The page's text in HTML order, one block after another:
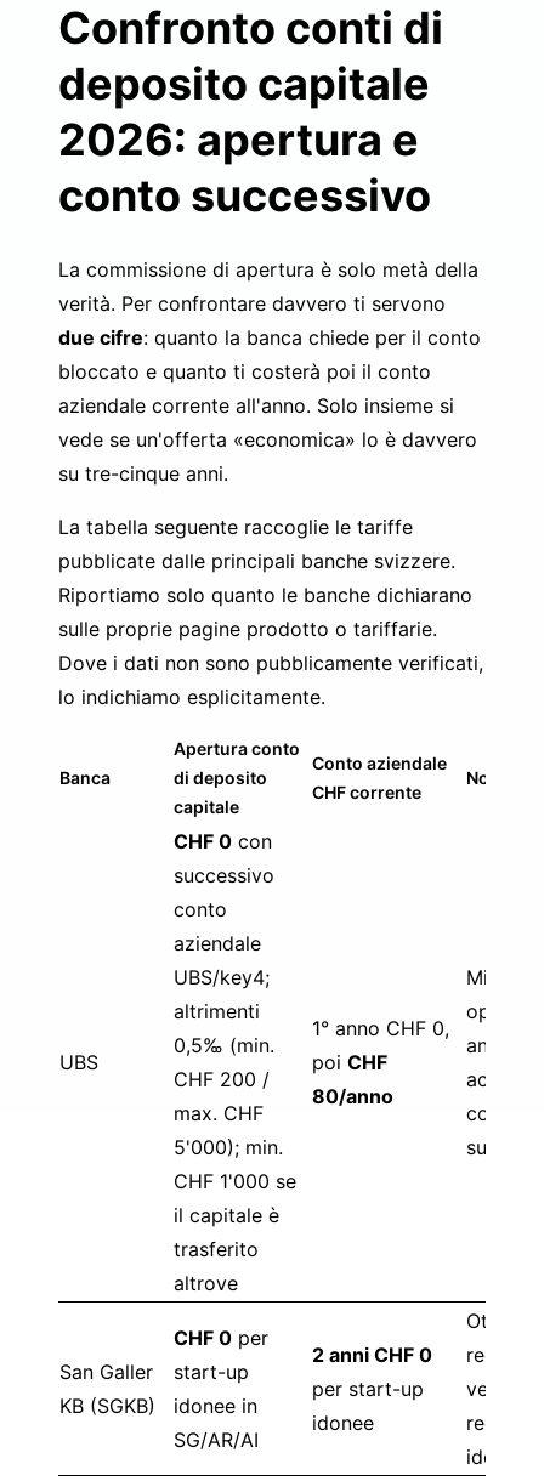
Confronto conti di
deposito capitale
2026: apertura e
conto successivo
La commissione di apertura è solo metà della
verità. Per confrontare davvero ti servono
due cifre: quanto la banca chiede per il conto
bloccato e quanto ti costerà poi il conto
aziendale corrente all'anno. Solo insieme si
vede se un'offerta «economica» lo è davvero
su tre-cinque anni.
La tabella seguente raccoglie le tariffe
pubblicate dalle principali banche svizzere.
Riportiamo solo quanto le banche dichiarano
sulle proprie pagine prodotto o tariffarie.
Dove i dati non sono pubblicamente verificati,
lo indichiamo esplicitamente.
Banca
Apertura conto
di deposito
capitale
Conto aziendale
CHF corrente
Nota
UBS
CHF 0 con
successivo
conto
aziendale
UBS/key4;
altrimenti
0,5‰ (min.
CHF 200 /
max. CHF
5'000); min.
CHF 1'000 se
il capitale è
trasferito
altrove
1° anno CHF 0,
poi CHF
80/anno
Migliore
anno se
accetti
come
San Galler
KB (SGKB)
CHF 0 per
start-up
idonee in
SG/AR/AI
2 anni CHF 0
per start-up
idonee
Ottima
verifica i
idoneità